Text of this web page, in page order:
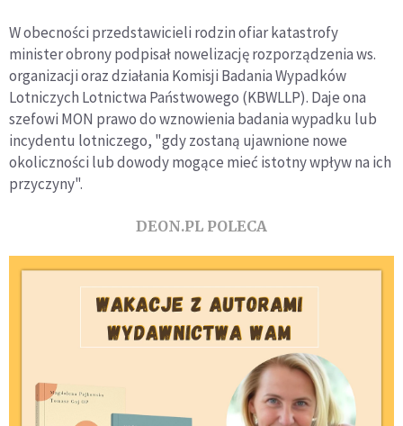
W obecności przedstawicieli rodzin ofiar katastrofy
minister obrony podpisał nowelizację rozporządzenia ws.
organizacji oraz działania Komisji Badania Wypadków
Lotniczych Lotnictwa Państwowego (KBWLLP). Daje ona
szefowi MON prawo do wznowienia badania wypadku lub
incydentu lotniczego, "gdy zostaną ujawnione nowe
okoliczności lub dowody mogące mieć istotny wpływ na ich
przyczyny".
DEON.PL POLECA